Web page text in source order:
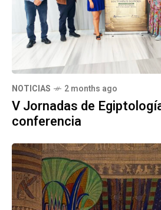
NOTICIAS 2 months ago
V Jornadas de
conferencia